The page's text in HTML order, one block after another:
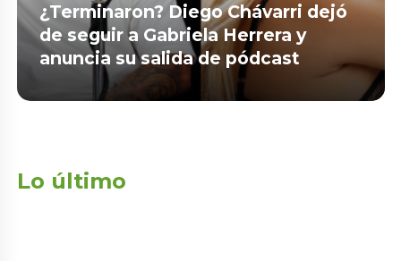
¿Terminaron? Diego Chávarri dejó
de seguir a Gabriela Herrera y
anuncia su salida de pódcast
Lo último